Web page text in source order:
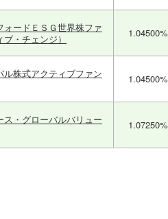
ォードＥＳＧ世界株ファ
・チェンジ）
1.04500%
ル株式アクティブファン
1.04500%
ス・グローバルバリュー
1.07250%